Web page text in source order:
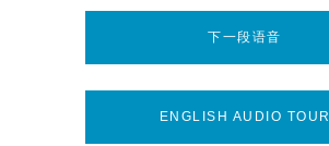
下一段语音
ENGLISH AUDIO TOUR